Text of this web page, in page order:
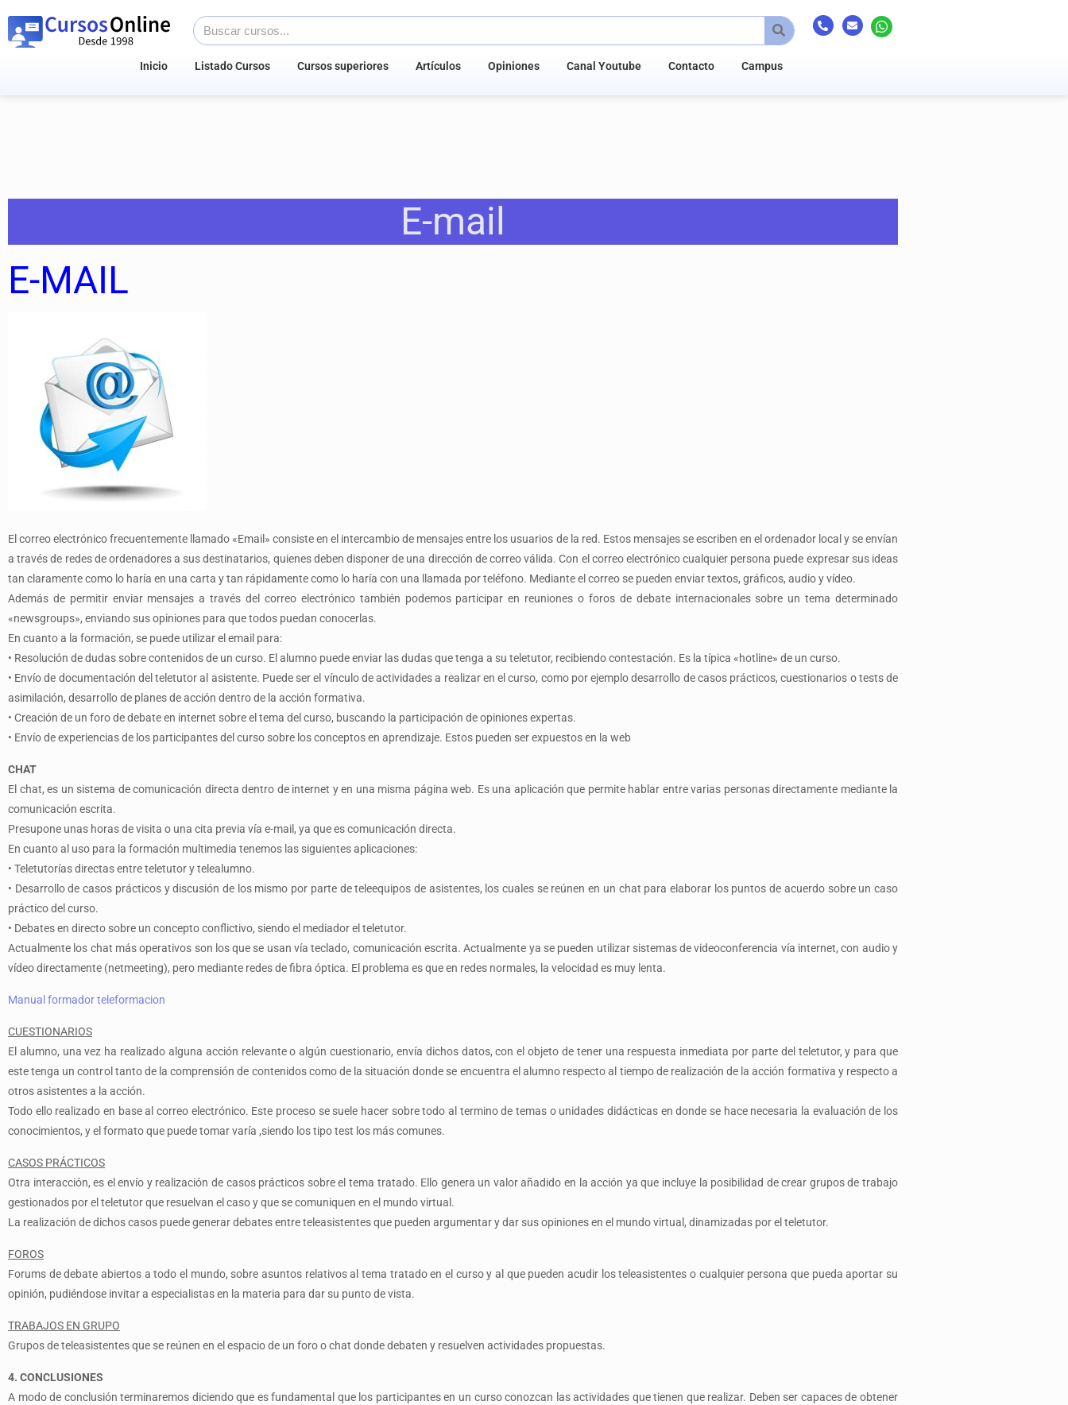
Inicio Listado Cursos Cursos superiores Artículos Opiniones Canal Youtube Contacto Campus
E-mail
E-MAIL
El correo electrónico frecuentemente llamado «Email» consiste en el intercambio de mensajes entre los usuarios de la red. Estos mensajes se escriben en el ordenador local y se envían
a través de redes de ordenadores a sus destinatarios, quienes deben disponer de una dirección de correo válida. Con el correo electrónico cualquier persona puede expresar sus ideas
tan claramente como lo haría en una carta y tan rápidamente como lo haría con una llamada por teléfono. Mediante el correo se pueden enviar textos, gráficos, audio y vídeo.
Además de permitir enviar mensajes a través del correo electrónico también podemos participar en reuniones o foros de debate internacionales sobre un tema determinado
«newsgroups», enviando sus opiniones para que todos puedan conocerlas.
En cuanto a la formación, se puede utilizar el email para:
• Resolución de dudas sobre contenidos de un curso. El alumno puede enviar las dudas que tenga a su teletutor, recibiendo contestación. Es la típica «hotline» de un curso.
• Envío de documentación del teletutor al asistente. Puede ser el vínculo de actividades a realizar en el curso, como por ejemplo desarrollo de casos prácticos, cuestionarios o tests de
asimilación, desarrollo de planes de acción dentro de la acción formativa.
• Creación de un foro de debate en internet sobre el tema del curso, buscando la participación de opiniones expertas.
• Envío de experiencias de los participantes del curso sobre los conceptos en aprendizaje. Estos pueden ser expuestos en la web
CHAT
El chat, es un sistema de comunicación directa dentro de internet y en una misma página web. Es una aplicación que permite hablar entre varias personas directamente mediante la
comunicación escrita.
Presupone unas horas de visita o una cita previa vía e-mail, ya que es comunicación directa.
En cuanto al uso para la formación multimedia tenemos las siguientes aplicaciones:
• Teletutorías directas entre teletutor y telealumno.
• Desarrollo de casos prácticos y discusión de los mismo por parte de teleequipos de asistentes, los cuales se reúnen en un chat para elaborar los puntos de acuerdo sobre un caso
práctico del curso.
• Debates en directo sobre un concepto conflictivo, siendo el mediador el teletutor.
Actualmente los chat más operativos son los que se usan vía teclado, comunicación escrita. Actualmente ya se pueden utilizar sistemas de videoconferencia vía internet, con audio y
vídeo directamente (netmeeting), pero mediante redes de fibra óptica. El problema es que en redes normales, la velocidad es muy lenta.
Manual formador teleformacion
CUESTIONARIOS
El alumno, una vez ha realizado alguna acción relevante o algún cuestionario, envía dichos datos, con el objeto de tener una respuesta inmediata por parte del teletutor, y para que
este tenga un control tanto de la comprensión de contenidos como de la situación donde se encuentra el alumno respecto al tiempo de realización de la acción formativa y respecto a
otros asistentes a la acción.
Todo ello realizado en base al correo electrónico. Este proceso se suele hacer sobre todo al termino de temas o unidades didácticas en donde se hace necesaria la evaluación de los
conocimientos, y el formato que puede tomar varía ,siendo los tipo test los más comunes.
CASOS PRÁCTICOS
Otra interacción, es el envío y realización de casos prácticos sobre el tema tratado. Ello genera un valor añadido en la acción ya que incluye la posibilidad de crear grupos de trabajo
gestionados por el teletutor que resuelvan el caso y que se comuniquen en el mundo virtual.
La realización de dichos casos puede generar debates entre teleasistentes que pueden argumentar y dar sus opiniones en el mundo virtual, dinamizadas por el teletutor.
FOROS
Forums de debate abiertos a todo el mundo, sobre asuntos relativos al tema tratado en el curso y al que pueden acudir los teleasistentes o cualquier persona que pueda aportar su
opinión, pudiéndose invitar a especialistas en la materia para dar su punto de vista.
TRABAJOS EN GRUPO
Grupos de teleasistentes que se reúnen en el espacio de un foro o chat donde debaten y resuelven actividades propuestas.
4. CONCLUSIONES
A modo de conclusión terminaremos diciendo que es fundamental que los participantes en un curso conozcan las actividades que tienen que realizar. Deben ser capaces de obtener